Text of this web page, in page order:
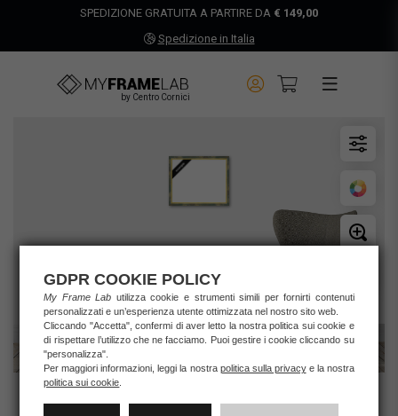
SPEDIZIONE GRATUITA A PARTIRE DA € 149,00
Spedizione in Italia
by Centro Cornici
CONFIGURA CORNICE
GDPR COOKIE POLICY
My Frame Lab utilizza cookie e strumenti simili per fornirti contenuti
personalizzati e un’esperienza utente ottimizzata nel nostro sito web.
Cliccando "Accetta", confermi di aver letto la nostra politica sui cookie e
di rispettare l’utilizzo che ne facciamo. Puoi gestire i cookie cliccando su
"personalizza".
Per maggiori informazioni, leggi la nostra politica sulla privacye la nostra
politica sui cookie